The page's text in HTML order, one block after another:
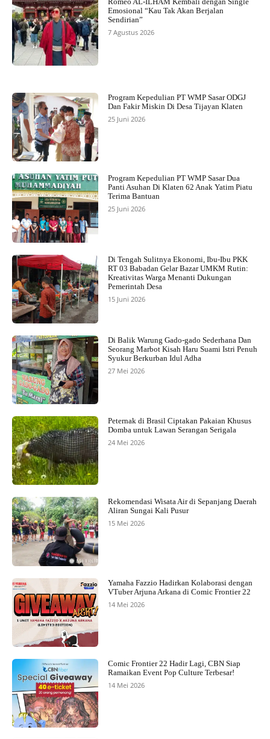
Emosional “Kau Tak Akan Berjalan
Sendirian”
7 Agustus 2026
Program Kepedulian PT WMP Sasar ODGJ
Dan Fakir Miskin Di Desa Tijayan Klaten
25 Juni 2026
Program Kepedulian PT WMP Sasar Dua
Panti Asuhan Di Klaten 62 Anak Yatim Piatu
Terima Bantuan
25 Juni 2026
Di Tengah Sulitnya Ekonomi, Ibu-Ibu PKK
RT 03 Babadan Gelar Bazar UMKM Rutin:
Kreativitas Warga Menanti Dukungan
Pemerintah Desa
15 Juni 2026
Di Balik Warung Gado-gado Sederhana Dan
Seorang Marbot Kisah Haru Suami Istri Penuh
Syukur Berkurban Idul Adha
27 Mei 2026
Peternak di Brasil Ciptakan Pakaian Khusus
Domba untuk Lawan Serangan Serigala
24 Mei 2026
Rekomendasi Wisata Air di Sepanjang Daerah
Aliran Sungai Kali Pusur
15 Mei 2026
Yamaha Fazzio Hadirkan Kolaborasi dengan
VTuber Arjuna Arkana di Comic Frontier 22
14 Mei 2026
Comic Frontier 22 Hadir Lagi, CBN Siap
Ramaikan Event Pop Culture Terbesar!
14 Mei 2026